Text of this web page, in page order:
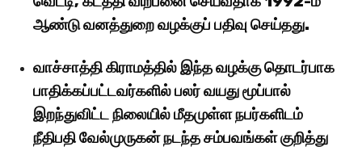
ஆண்டு வனத்துறை வழக்குப் பதிவு செய்தது.
வாச்சாத்தி கிராமத்தில் இந்த வழக்கு தொடர்பாக
பாதிக்கப்பட்டவர்களில் பலர் வயது மூப்பால்
இறந்துவிட்ட நிலையில் மீதமுள்ள நபர்களிடம்
நீதிபதி வேல்முருகன் நடந்த சம்பவங்கள் குறித்து